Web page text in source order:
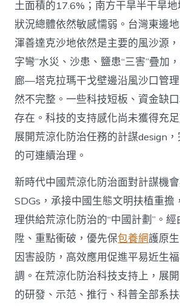
土面積的17.6%；南方干旱半干旱
狀況總體依然敏感懦弱。台灣東邊
渾善達克沙地依然是主要的風沙源
字彎”水災、沙患、鹽患“三害”疊加
廊—塔克拉瑪干戈壁邊沿風沙口管
然不完整。一些科技短板、資金缺
存在。科技的支持感化尚未獲得充
展開荒涼化防治任務的計謀design
的可連續治理。
新時代中國荒涼化防治面對計謀機
SDGs，承接中國生態文明扶植重擔
理供給荒涼化防治的“中國計劃”。
陞、重點衝破，優先保包養網護原
因害設防，高效應用促進平易近生
調。在荒涼化防治科技支持上，展
的研發、示范、推行、科普全部系